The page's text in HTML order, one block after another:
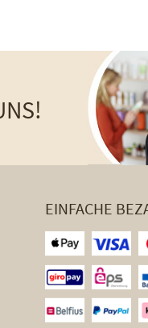
EINFACHE